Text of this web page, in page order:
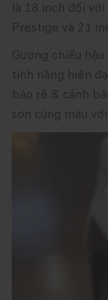
là 18 inch đối
Prestige và 21
Gương chiếu hậu
tính năng hiện
báo rẽ & cảnh
sơn cùng màu